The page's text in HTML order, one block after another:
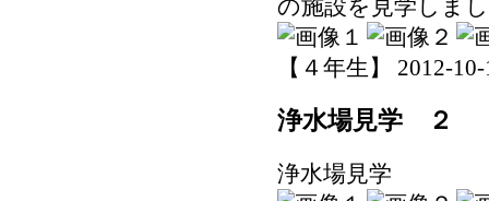
の施設を見学しま
【４年生】 2012-
浄水場見学 ２
浄水場見学